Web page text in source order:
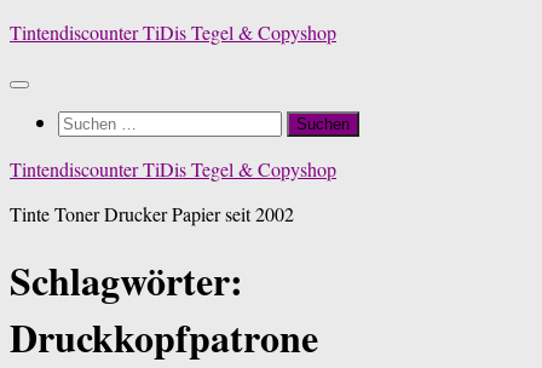
Zum
springen
Tintendiscounter TiDis Tegel & Copyshop
Suchen
Tintendiscounter TiDis Tegel & Copyshop
Tinte Toner Drucker Papier seit 2002
Schlagwörter:
Druckkopfpatrone